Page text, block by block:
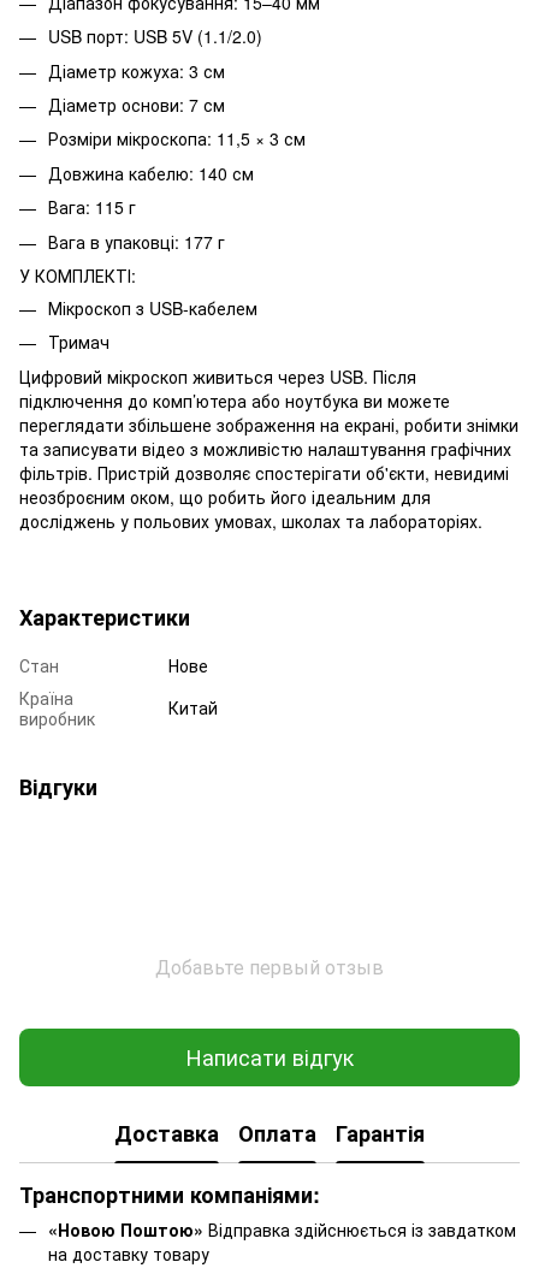
USB порт: USB 5V (1.1/2.0)
Діаметр кожуха: 3 см
Діаметр основи: 7 см
Розміри мікроскопа: 11,5 × 3 см
Довжина кабелю: 140 см
Вага: 115 г
Вага в упаковці: 177 г
У КОМПЛЕКТІ:
Мікроскоп з USB-кабелем
Тримач
Цифровий мікроскоп живиться через USB. Після
підключення до комп’ютера або ноутбука ви можете
переглядати збільшене зображення на екрані, робити знімки
та записувати відео з можливістю налаштування графічних
фільтрів. Пристрій дозволяє спостерігати об'єкти, невидимі
неозброєним оком, що робить його ідеальним для
досліджень у польових умовах, школах та лабораторіях.
Характеристики
Стан
Нове
Країна
виробник
Китай
Відгуки
Добавьте первый отзыв
Написати відгук
Доставка Оплата
Гарантія
Транспортними компаніями:
«Новою Поштою» Відправка здійснюється із завдатком
на доставку товару